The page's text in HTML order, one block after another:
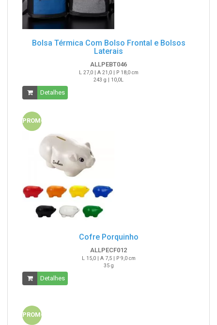
Bolsa Térmica Com Bolso Frontal e Bolsos
Laterais
ALLPEBT046
L 27,0 | A 21,0 | P 18,0 cm
243 g | 10,0L
Detalhes
PROMO
Cofre Porquinho
ALLPECF012
L 15,0 | A 7,5 | P 9,0 cm
35 g
Detalhes
PROMO